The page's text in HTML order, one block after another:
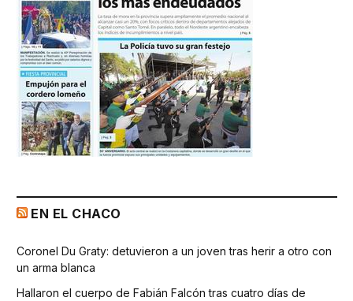
EN EL CHACO
Coronel Du Graty: detuvieron a un joven tras herir a otro con
un arma blanca
Hallaron el cuerpo de Fabián Falcón tras cuatro días de